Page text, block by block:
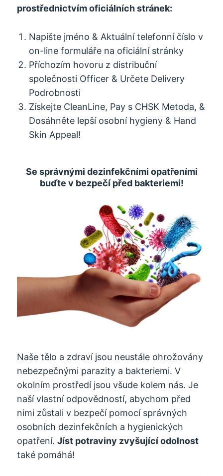
prostřednictvím oficiálních stránek:
Napište jméno & Aktuální telefonní číslo v
on-line formuláře na oficiální stránky
Příchozím hovoru z distribuční
společnosti Officer & Určete Delivery
Podrobnosti
Získejte CleanLine, Pay s CHSK Metoda, &
Dosáhněte lepší osobní hygieny & Hand
Skin Appeal!
Se správnými dezinfekčními opatřeními
buďte v bezpečí před bakteriemi!
Naše tělo a zdraví jsou neustále ohrožovány
nebezpečnými parazity a bakteriemi. V
okolním prostředí jsou všude kolem nás. Je
naší vlastní odpovědností, abychom před
nimi zůstali v bezpečí pomocí správných
osobních dezinfekčních a hygienických
opatření.Jíst potraviny zvyšující odolnost
také pomáhá!